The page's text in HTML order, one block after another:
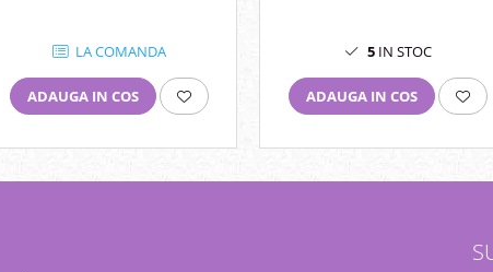
LA COMANDA
ADAUGA IN COS
5IN STOC
ADAUGA IN COS